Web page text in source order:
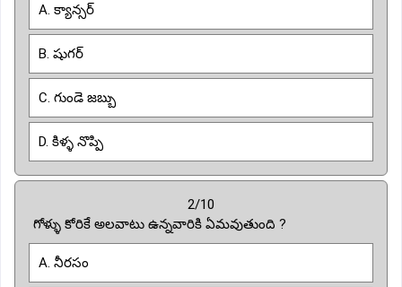
A. క్యాన్సర్
B. షుగర్
C. గుండె జబ్బు
D. కిళ్ళ నొప్పి
2/10
గోళ్ళు కోరికే అలవాటు ఉన్నవారికి ఏమవుతుంది ?
A. నీరసం